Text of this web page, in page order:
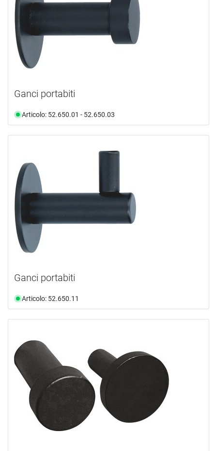
Ganci portabiti
Articolo: 52.650.01 - 52.650.03
Ganci portabiti
Articolo: 52.650.11